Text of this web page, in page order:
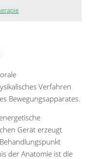
Verfahren
Bewegungsapparates.
Gerät erzeugt
der Anatomie ist die